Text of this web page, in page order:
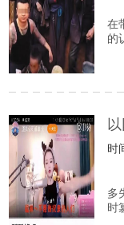
在
的
时
多
时